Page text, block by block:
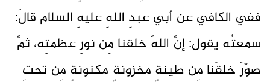
ففي الكافي عن أبي عبدِ اللهِ عليهِ السلام قالَ:
سمعتُه يقول: إنَّ اللهَ خلقنا مِن نورِ عظمتِه، ثمَّ
صوّرَ خلقَنا مِن طينةٍ مخزونةٍ مكنونةٍ مِن تحتِ